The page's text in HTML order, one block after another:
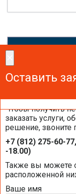
Оставить
Чтобы получить
заказать услуги,
решение, звоните
+7 (812) 275-60-
-18.00)
Также вы можете
расположенной
Ваше имя
Оставить
компании